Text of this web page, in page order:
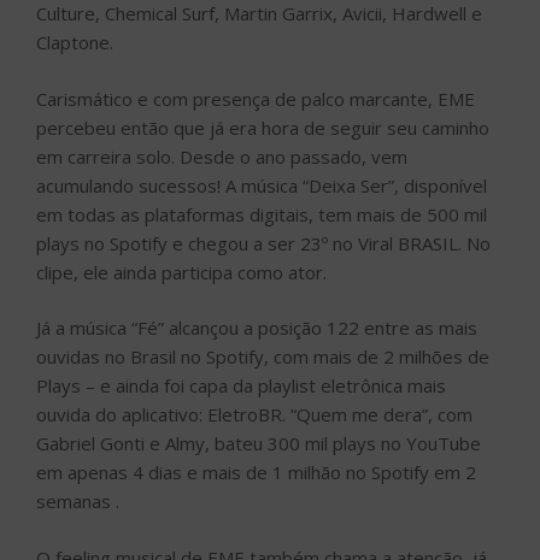
Culture, Chemical Surf, Martin Garrix, Avicii, Hardwell e
Claptone.
Carismático e com presença de palco marcante, EME
percebeu então que já era hora de seguir seu caminho
em carreira solo. Desde o ano passado, vem
acumulando sucessos! A música “Deixa Ser”, disponível
em todas as plataformas digitais, tem mais de 500 mil
plays no Spotify e chegou a ser 23º no Viral BRASIL. No
clipe, ele ainda participa como ator.
Já a música “Fé” alcançou a posição 122 entre as mais
ouvidas no Brasil no Spotify, com mais de 2 milhões de
Plays – e ainda foi capa da playlist eletrônica mais
ouvida do aplicativo: EletroBR. “Quem me dera”, com
Gabriel Gonti e Almy, bateu 300 mil plays no YouTube
em apenas 4 dias e mais de 1 milhão no Spotify em 2
semanas .